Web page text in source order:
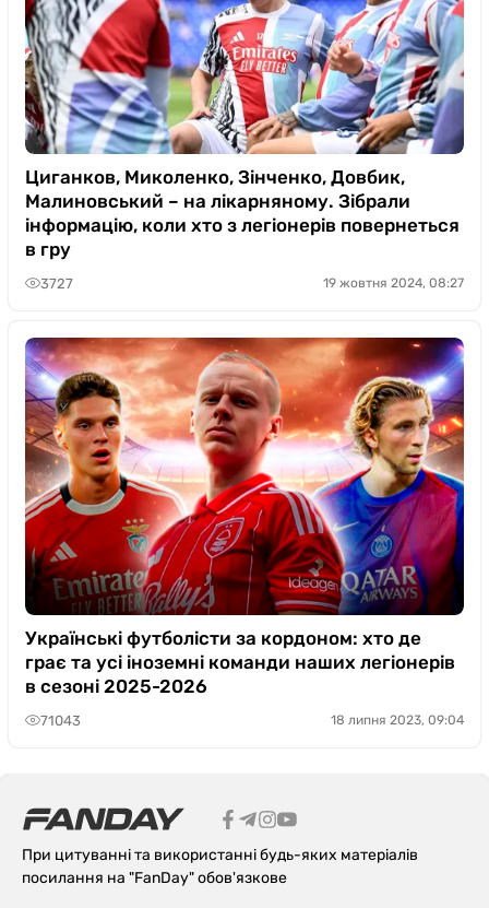
Циганков, Миколенко, Зінченко, Довбик,
Малиновський – на лікарняному. Зібрали
інформацію, коли хто з легіонерів повернеться
в гру
3727 19 жовтня 2024, 08:27
Українські футболісти за кордоном: хто де
грає та усі іноземні команди наших легіонерів
в сезоні 2025-2026
71043 18 липня 2023, 09:04
При цитуванні та використанні будь-яких матеріалів
посилання на "FanDay" обов'язкове